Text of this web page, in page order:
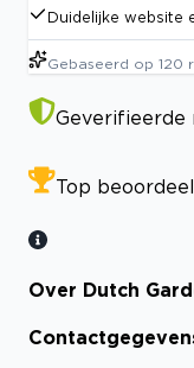
Duidelijke website
Gebaseerd op 120
Geverifieerde
Top
Over Dutch